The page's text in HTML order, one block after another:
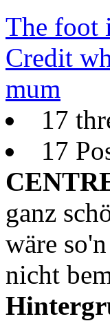
The foot
Credit
mum
17
17
ganz
wäre
nicht